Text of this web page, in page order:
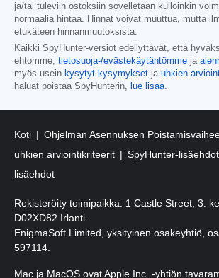
ja/tai tuleviin ostoksiin sovelletaan kulloinkin
normaalia hintaa. Hinnat voivat muuttua, mutta
etukäteen hinnanmuutoksista.
Kaikki SpyHunter-versiot edellyttävät, että
ehtomme, tietosuoja-/evästekäytäntömme ja
myös usein kysytyt kysymykset ja uhkien
haluat poistaa SpyHunterin,
lue lisää
Koti Ohjelman Asennuksen
uhkien arviointikriteerit
SpyHunter-lisäehdot
lisäehdot
Rekisteröity toimipaikka: 1 Castle Street, 3.
D02XD82 Irlanti.
EnigmaSoft Limited, yksityinen osakeyhtiö,
597114.
Mac ja MacOS ovat Apple Inc. -yhtiön